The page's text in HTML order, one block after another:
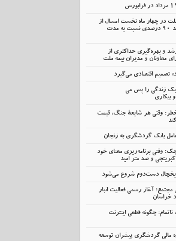
در چهار ماه نخست امسال از
14.5 همت گذشت؛ رشد 90 درصدی نسبت به مدت
و بهره‌گیری حداکثری از
معاونان و مدیران بیمه ملت
تصمیم اقتصادی می‌گیرد
زندگی را پس می
بیکاری
وقتی هر شایعهٔ جنگ، قیمت
وقتی برنامه‌ریزی معنای خود
و صد متر امید
یخچال دست‌دوم شروع می‌شود
آغاز رسمی فعالیت انبار
خراسان
چگونه قطعی اینترنت
مالی گردشگری پیشران توسعه